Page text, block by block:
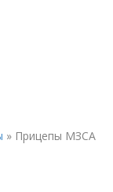
» Прицепы МЗСА